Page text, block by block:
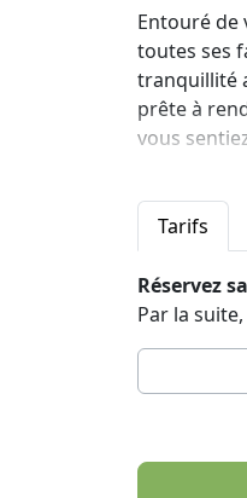
Entouré de
toutes ses
tranquillité
prête à
vous
Chaque
confort et
avec vue
fort, d'un
gratuite.
le
Le réveil
satisfaire
Tarifs
Réservez
Par la